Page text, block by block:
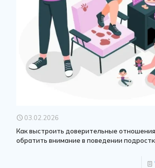
03.02.2026
Как выстроить доверительные
обратить внимание в поведении